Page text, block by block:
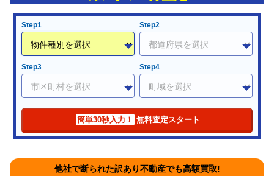
Step1 Step2
Step3 Step4
簡単30秒入力！ 無料査定スタート
他社で断られた訳あり不動産でも高額買取!